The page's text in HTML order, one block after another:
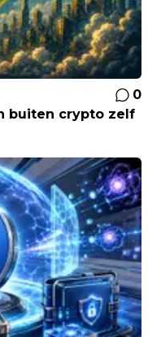
0
buiten crypto zelf